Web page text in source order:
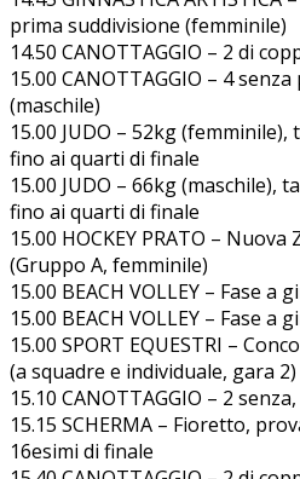
prima suddivisione (femminile)
14.50 CANOTTAGGIO – 2 di
15.00 CANOTTAGGIO – 4
(maschile)
15.00 JUDO – 52kg
fino ai quarti di finale
15.00 JUDO – 66kg (maschile),
fino ai quarti di finale
15.00 HOCKEY PRATO –
(Gruppo A, femminile)
15.00 BEACH VOLLEY – Fase a
15.00 BEACH VOLLEY – Fase
15.00 SPORT EQUESTRI –
(a squadre e individuale, gara 2)
15.10 CANOTTAGGIO – 2
15.15 SCHERMA – Fioretto,
16esimi di finale